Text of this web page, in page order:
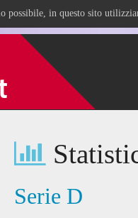
in questo sito
Serie D